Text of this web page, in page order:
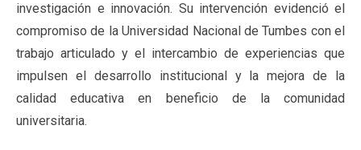
investigación e innovación. Su intervención evidenció el
compromiso de la Universidad Nacional de Tumbes con el
trabajo articulado y el intercambio de experiencias que
impulsen el desarrollo institucional y la mejora de la
calidad educativa en beneficio de la comunidad
universitaria.